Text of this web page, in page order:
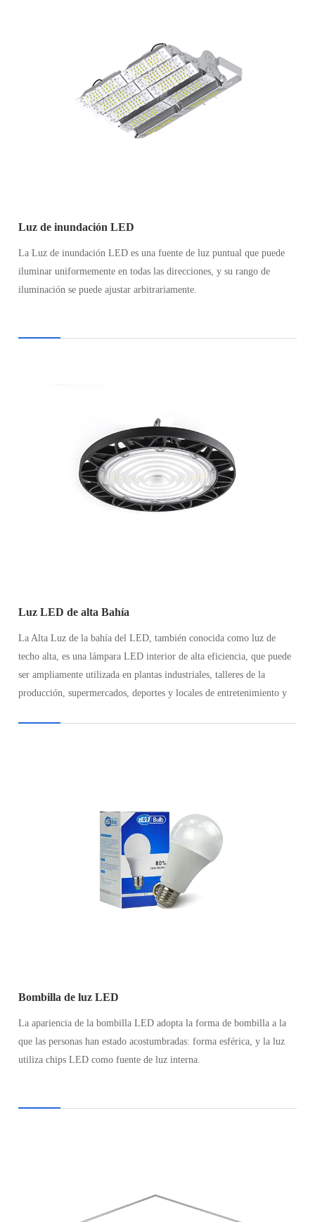
Luz de inundación LED
La Luz de inundación LED es una fuente de luz puntual que puede
iluminar uniformemente en todas las direcciones, y su rango de
iluminación se puede ajustar arbitrariamente.
Luz LED de alta Bahía
La Alta Luz de la bahía del LED, también conocida como luz de
techo alta, es una lámpara LED interior de alta eficiencia, que puede
ser ampliamente utilizada en plantas industriales, talleres de la
producción, supermercados, deportes y locales de entretenimiento y
Bombilla de luz LED
La apariencia de la bombilla LED adopta la forma de bombilla a la
que las personas han estado acostumbradas: forma esférica, y la luz
utiliza chips LED como fuente de luz interna.